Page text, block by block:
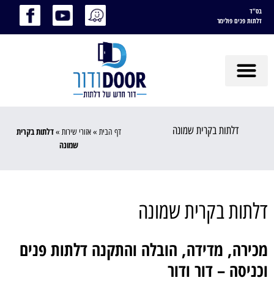
בס"ד
דלתות פנים פולימר
דלתות בקרית שמונה דף הבית »אזורי שירות »דלתות בקרית
שמונה
דלתות בקרית שמונה
מכירה, מדידה, הובלה והתקנה דלתות פנים
וכניסה – דור ודור